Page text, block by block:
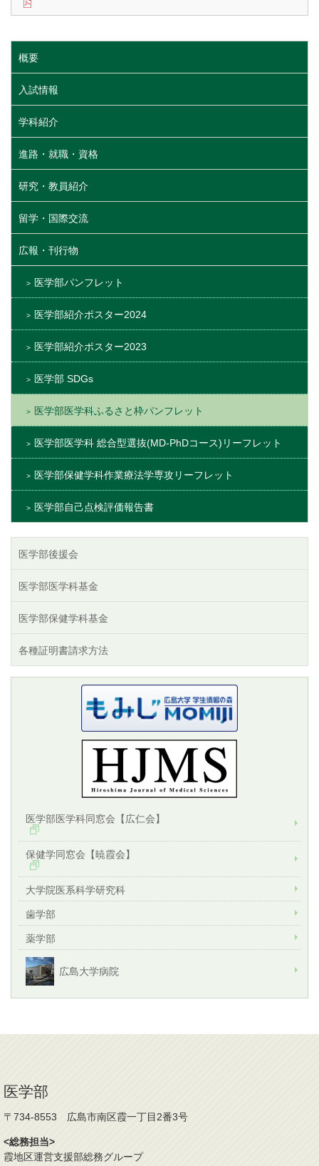
概要
入試情報
学科紹介
進路・就職・資格
研究・教員紹介
留学・国際交流
広報・刊行物
医学部パンフレット
医学部紹介ポスター2024
医学部紹介ポスター2023
医学部 SDGs
医学部医学科ふるさと枠パンフレット
医学部医学科 総合型選抜(MD-PhDコース)リーフレット
医学部保健学科作業療法学専攻リーフレット
医学部自己点検評価報告書
医学部後援会
医学部医学科基金
医学部保健学科基金
各種証明書請求方法
医学部医学科同窓会【広仁会】
保健学同窓会【暁霞会】
大学院医系科学研究科
歯学部
薬学部
広島大学病院
医学部
〒734-8553 広島市南区霞一丁目2番3号
<総務担当>
霞地区運営支援部総務グループ